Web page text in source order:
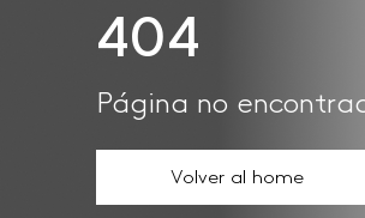
404
Página no
Volver al home